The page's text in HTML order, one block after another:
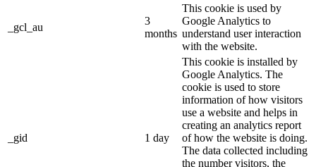
_gcl_au
3
months
This cookie is used by
Google Analytics to
understand user interaction
with the website.
_gid 1 day
This cookie is installed by
Google Analytics. The
cookie is used to store
information of how visitors
use a website and helps in
creating an analytics report
of how the website is doing.
The data collected including
the number visitors, the